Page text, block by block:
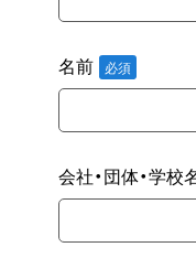
名前
会社・団体・学校